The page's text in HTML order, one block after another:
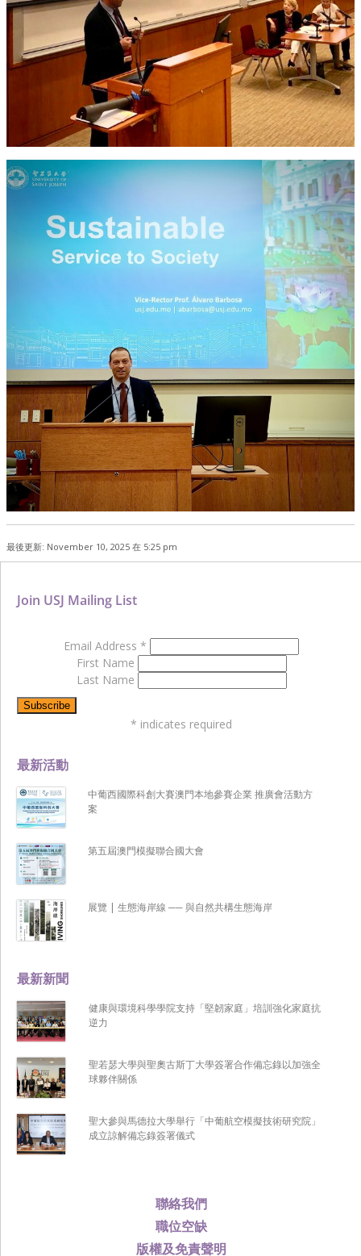
最後更新: November 10, 2025 在 5:25 pm
聯絡我們
職位空缺
版權及免責聲明
最新新聞
健康與環境科學學院支持「堅韌家庭」培訓強化家庭抗
逆力
聖若瑟大學與聖奧古斯丁大學簽署合作備忘錄以加強全
球夥伴關係
聖大參與馬德拉大學舉行「中葡航空模擬技術研究院」
成立諒解備忘錄簽署儀式
最新活動
中葡西國際科創大賽澳門本地參賽企業 推廣會活動方
案
第五屆澳門模擬聯合國大會
展覽 | 生態海岸線 ── 與自然共構生態海岸
Join USJ Mailing List
Email Address *
First Name
Last Name
* indicates required